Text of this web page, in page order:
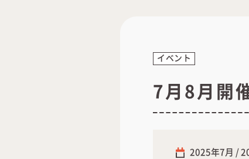
イベント
7月8月開
2025年7月 /